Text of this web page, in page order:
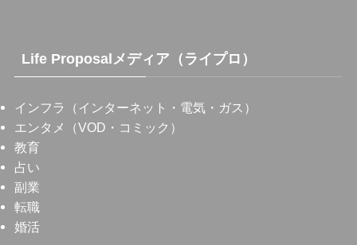
Life Proposalメディア（ライプロ）
インフラ（インターネット・電気・ガス）
エンタメ（VOD・コミック）
教育
占い
副業
転職
婚活